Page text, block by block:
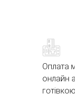
Оплата
онлайн